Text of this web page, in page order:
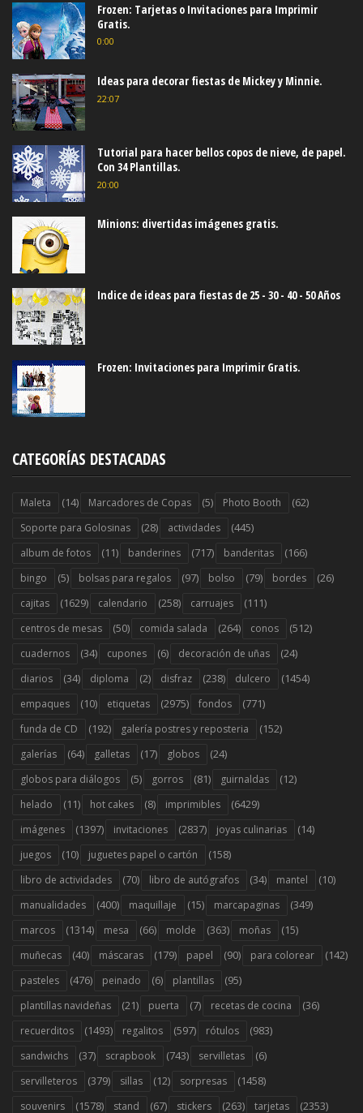
Frozen: Tarjetas o Invitaciones para Imprimir
Gratis.
0:00
Ideas para decorar fiestas de Mickey y Minnie.
22:07
Tutorial para hacer bellos copos de nieve, de papel.
Con 34 Plantillas.
20:00
Minions: divertidas imágenes gratis.
Indice de ideas para fiestas de 25 - 30 - 40 - 50 Años
Frozen: Invitaciones para Imprimir Gratis.
CATEGORÍAS DESTACADAS
Maleta (14) Marcadores de Copas (5) Photo Booth (62)
Soporte para Golosinas (28) actividades (445)
album de fotos (11) banderines (717) banderitas (166)
bingo (5) bolsas para regalos (97) bolso (79) bordes (26)
cajitas (1629) calendario (258) carruajes (111)
centros de mesas (50) comida salada (264) conos (512)
cuadernos (34) cupones (6) decoración de uñas (24)
diarios (34) diploma (2) disfraz (238) dulcero (1454)
empaques (10) etiquetas (2975) fondos (771)
funda de CD (192) galería postres y reposteria (152)
galerías (64) galletas (17) globos (24)
globos para diálogos (5) gorros (81) guirnaldas (12)
helado (11) hot cakes (8) imprimibles (6429)
imágenes (1397) invitaciones (2837) joyas culinarias (14)
juegos (10) juguetes papel o cartón (158)
libro de actividades (70) libro de autógrafos (34) mantel (10)
manualidades (400) maquillaje (15) marcapaginas (349)
marcos (1314) mesa (66) molde (363) moñas (15)
muñecas (40) máscaras (179) papel (90) para colorear (142)
pasteles (476) peinado (6) plantillas (95)
plantillas navideñas (21) puerta (7) recetas de cocina (36)
recuerditos (1493) regalitos (597) rótulos (983)
sandwichs (37) scrapbook (743) servilletas (6)
servilleteros (379) sillas (12) sorpresas (1458)
souvenirs (1578) stand (67) stickers (263) tarjetas (2353)